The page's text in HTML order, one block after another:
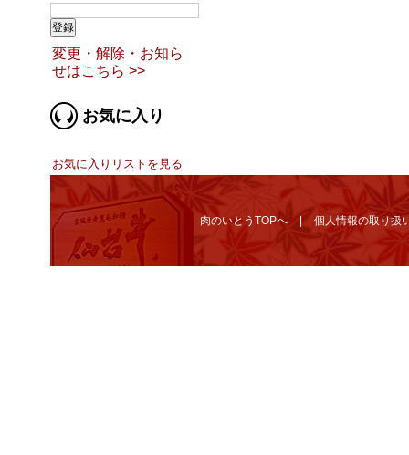
変更・解除・お知ら
せはこちら >>
お気に入り
お気に入りリストを見る
肉のいとうTOPへ 個人情報の取り扱